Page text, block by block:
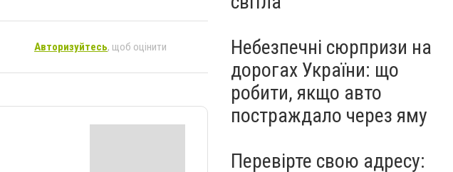
Авторизуйтесь, щоб оцінити
Небезпечні сюрпризи на
дорогах України: що
робити, якщо авто
постраждало через яму
Перевірте свою адресу: